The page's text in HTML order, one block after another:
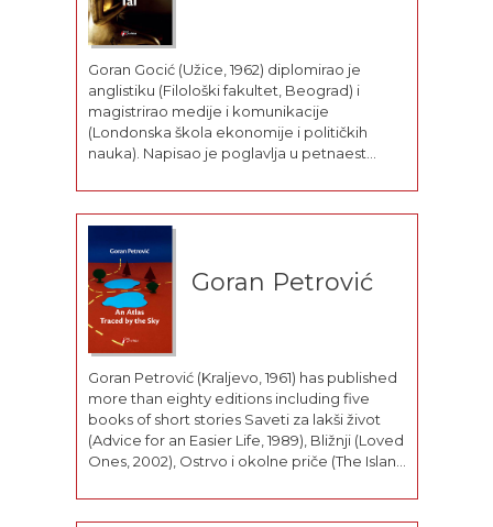
Goran Gocić (Užice, 1962) diplomirao je
anglistiku (Filološki fakultet, Beograd) i
magistrirao medije i komunikacije
(Londonska škola ekonomije i političkih
nauka). Napisao je poglavlja u petnaest
zbornicima Degradirana moć: Mediji i
kosovska kriza (2000) i Želimir Žilnik: Iznad
Goran Petrović
Goran Petrović (Kraljevo, 1961) has published
more than eighty editions including five
books of short stories Saveti za lakši život
(Advice for an Easier Life, 1989), Bližnji (Loved
Ones, 2002), Ostrvo i okolne priče (The Island
vremenu (Everything I Know about Time,...